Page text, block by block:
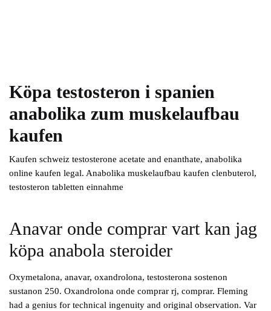
Köpa testosteron i spanien
anabolika zum muskelaufbau
kaufen
Kaufen schweiz testosterone acetate and enanthate, anabolika
online kaufen legal. Anabolika muskelaufbau kaufen clenbuterol,
testosteron tabletten einnahme
Anavar onde comprar vart kan jag
köpa anabola steroider
Oxymetalona, anavar, oxandrolona, testosterona sostenon
sustanon 250. Oxandrolona onde comprar rj, comprar. Fleming
had a genius for technical ingenuity and original observation. Var